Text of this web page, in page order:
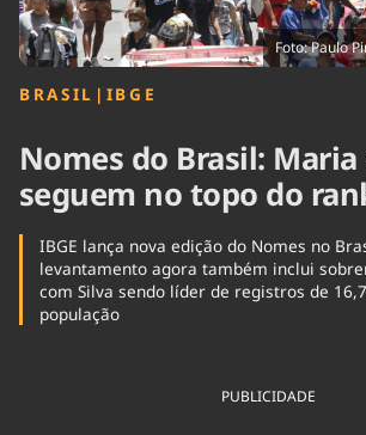
Foto: Paulo
BRASIL | IBGE
Nomes do Brasil: Maria
seguem no topo do
IBGE lança nova edição do Nomes no
levantamento agora também inclui
com Silva sendo líder de registros de
população
PUBLICIDADE